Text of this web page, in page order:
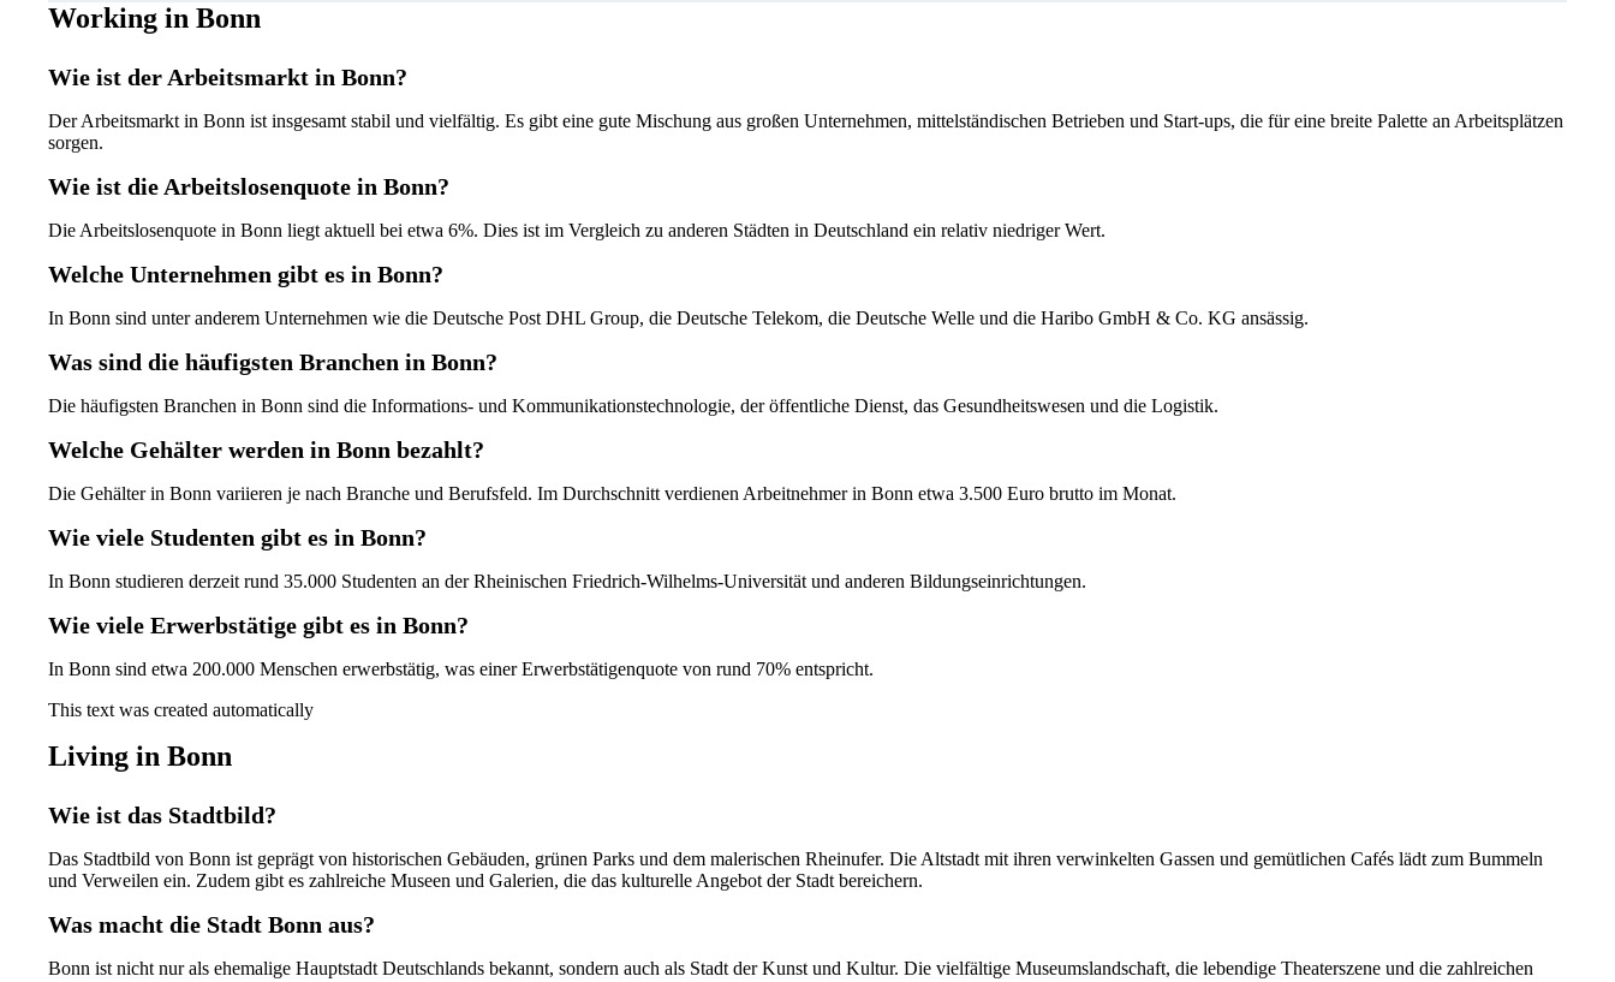
Working in Bonn
Wie ist der Arbeitsmarkt in Bonn?
Der Arbeitsmarkt in Bonn ist insgesamt stabil und vielfältig. Es gibt eine gute Mischung aus großen Unternehmen, mittelständischen Betrieben und Start-ups, die für eine breite Palette an Arbeitsplätzen
sorgen.
Wie ist die Arbeitslosenquote in Bonn?
Die Arbeitslosenquote in Bonn liegt aktuell bei etwa 6%. Dies ist im Vergleich zu anderen Städten in Deutschland ein relativ niedriger Wert.
Welche Unternehmen gibt es in Bonn?
In Bonn sind unter anderem Unternehmen wie die Deutsche Post DHL Group, die Deutsche Telekom, die Deutsche Welle und die Haribo GmbH & Co. KG ansässig.
Was sind die häufigsten Branchen in Bonn?
Die häufigsten Branchen in Bonn sind die Informations- und Kommunikationstechnologie, der öffentliche Dienst, das Gesundheitswesen und die Logistik.
Welche Gehälter werden in Bonn bezahlt?
Die Gehälter in Bonn variieren je nach Branche und Berufsfeld. Im Durchschnitt verdienen Arbeitnehmer in Bonn etwa 3.500 Euro brutto im Monat.
Wie viele Studenten gibt es in Bonn?
In Bonn studieren derzeit rund 35.000 Studenten an der Rheinischen Friedrich-Wilhelms-Universität und anderen Bildungseinrichtungen.
Wie viele Erwerbstätige gibt es in Bonn?
In Bonn sind etwa 200.000 Menschen erwerbstätig, was einer Erwerbstätigenquote von rund 70% entspricht.
This text was created automatically
Living in Bonn
Wie ist das Stadtbild?
Das Stadtbild von Bonn ist geprägt von historischen Gebäuden, grünen Parks und dem malerischen Rheinufer. Die Altstadt mit ihren verwinkelten Gassen und gemütlichen Cafés lädt zum Bummeln
und Verweilen ein. Zudem gibt es zahlreiche Museen und Galerien, die das kulturelle Angebot der Stadt bereichern.
Was macht die Stadt Bonn aus?
Bonn ist nicht nur als ehemalige Hauptstadt Deutschlands bekannt, sondern auch als Stadt der Kunst und Kultur. Die vielfältige Museumslandschaft, die lebendige Theaterszene und die zahlreichen